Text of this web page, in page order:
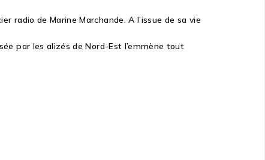
radio de Marine Marchande. A l’issue de sa vie
par les alizés de Nord-Est l’emmène tout